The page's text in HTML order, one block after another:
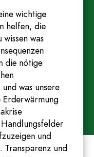
wichtige
helfen, die
was
die nötige
was unsere
und
Transparenz und